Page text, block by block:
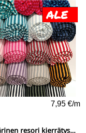
7,95 €/m
Yksivärinen resori kierrätysmateriaaleista